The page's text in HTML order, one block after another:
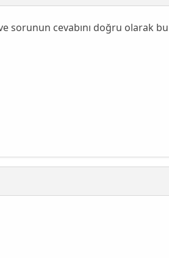
sorunun cevabını doğru olarak